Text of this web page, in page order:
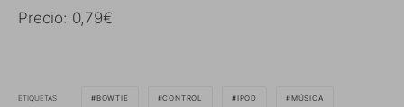
Precio: 0,79€
ETIQUETAS BOWTIE CONTROL IPOD MÚSICA